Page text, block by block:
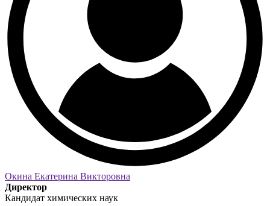
Окина Екатерина Викторовна
Директор
Кандидат химических наук